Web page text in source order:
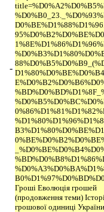
-
Гроші Еволюція грошей
(продовження теми)
грошової одиниці